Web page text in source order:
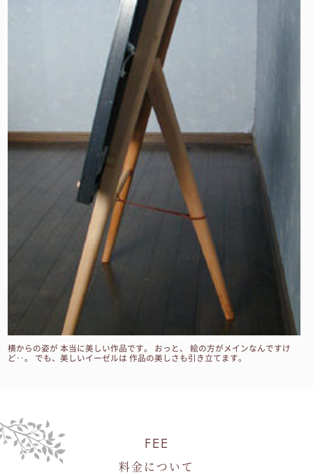
横からの姿が 本当に美しい作品です。 おっと、 絵の方がメインなんですけ
ど‥。 でも、美しいイーゼルは 作品の美しさも引き立てます。
FEE
料金について